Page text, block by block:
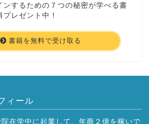
ンするための７つの秘密が学べる書
レゼント中！
書籍を無料で受け取る
ィール
在学中に起業して、年商２億を稼いで